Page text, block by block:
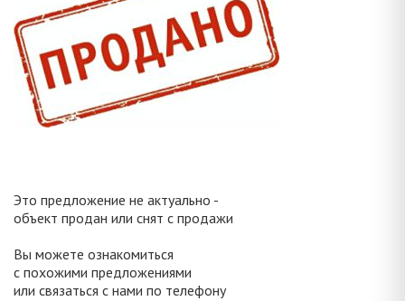
Это предложение не актуально -
объект продан или снят с продажи
Вы можете ознакомиться
с похожими предложениями
или связаться с нами по телефону